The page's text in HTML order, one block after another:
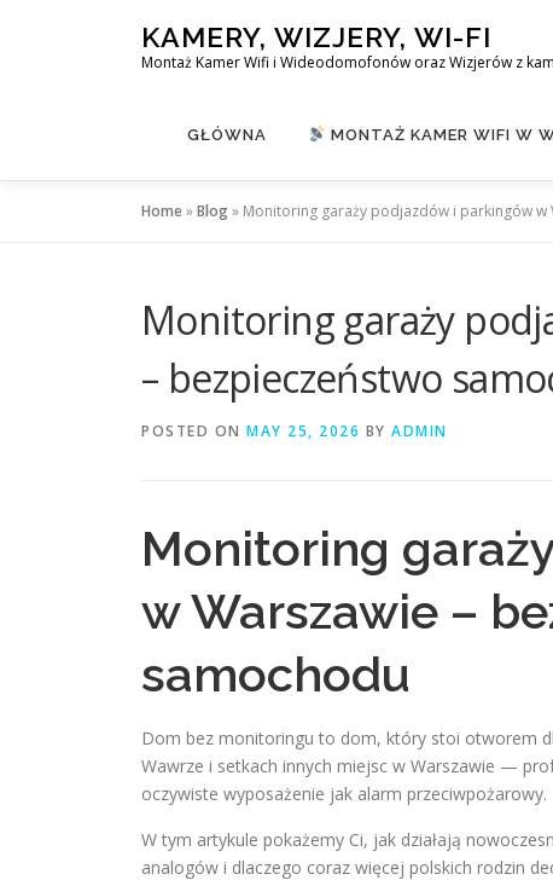
KAMERY, WIZJERY, WI-FI
Montaż Kamer Wifi i Wideodomofonów oraz Wizjerów z
GŁÓWNA MONTAŻ KAMER WIFI W
Home»Blog» Monitoring garaży podjazdów i parkingów
Monitoring garaży
– bezpieczeństwo
POSTED ON MAY 25, 2026 BY ADMIN
Monitoring
w Warszawie –
samochodu
Dom bez monitoringu to dom, który stoi otworem
Wawrze i setkach innych miejsc w Warszawie —
oczywiste wyposażenie jak alarm przeciwpożarowy.
W tym artykule pokażemy Ci, jak działają
analogów i dlaczego coraz więcej polskich rodzin